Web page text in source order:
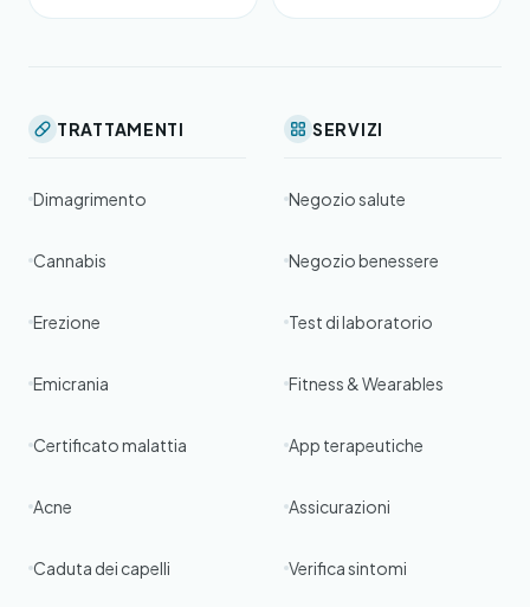
TRATTAMENTI
Dimagrimento
Cannabis
Erezione
Emicrania
Certificato malattia
Acne
Caduta dei capelli
SERVIZI
Negozio salute
Negozio benessere
Test di laboratorio
Fitness & Wearables
App terapeutiche
Assicurazioni
Verifica sintomi